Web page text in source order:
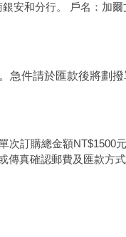
安和分行。 戶名：加爾
急件請於匯款後將劃撥
次訂購總金額NT$1500元
傳真確認郵費及匯款方